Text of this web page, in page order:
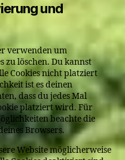
und
verwenden um
zu löschen. Du kannst
Cookies nicht platziert
ist es deinen
dass du jedes Mal
platziert wird. Für
beachte die
Browsers.
Website möglicherweise